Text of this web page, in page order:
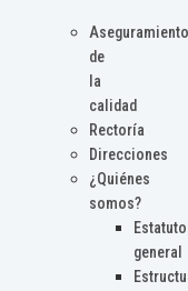
Aseguramiento
de
la
calidad
Rectoría
Direcciones
¿Quiénes
somos?
Estatuto
general